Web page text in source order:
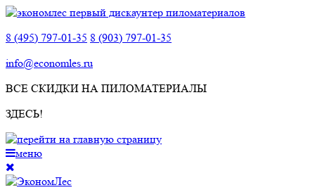
8 (495) 797-01-35 8 (903) 797-01-35
info@economles.ru
ВСЕ СКИДКИ НА ПИЛОМАТЕРИАЛЫ
ЗДЕСЬ!
меню